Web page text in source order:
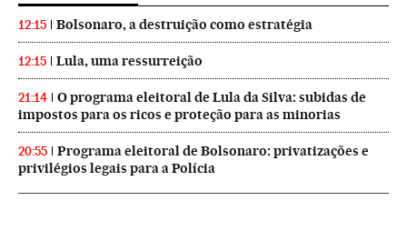
12:15 Bolsonaro, a destruição como estratégia
12:15 Lula, uma ressurreição
21:14
O programa eleitoral de Lula da Silva: subidas de
impostos para os ricos e proteção para as minorias
20:55
Programa eleitoral de Bolsonaro: privatizações e
privilégios legais para a Polícia